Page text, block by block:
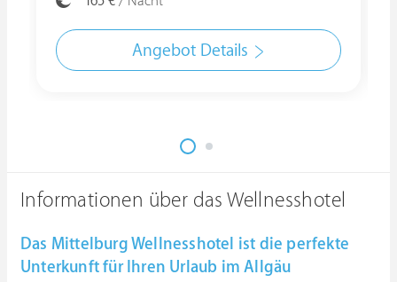
Angebot Details
Informationen über das Wellnesshotel
Das Mittelburg Wellnesshotel ist die perfekte
Unterkunft für Ihren Urlaub im Allgäu